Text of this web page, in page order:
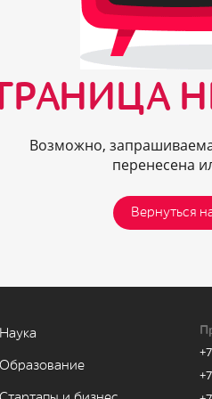
Возможно,
перенесена
Вернуться
Наука
Образование